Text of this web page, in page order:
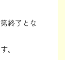
終了とな
。